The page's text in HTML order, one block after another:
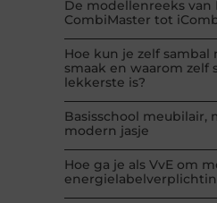
De modellenreeks van
CombiMaster tot
Hoe kun je zelf
smaak en waarom zelf
lekkerste is?
Basisschool meubilair,
modern jasje
Hoe ga je als VvE om